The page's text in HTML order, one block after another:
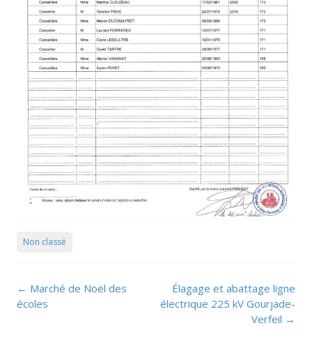
Non classé
Navigation
de
← Marché de Noël des
écoles
Élagage et abattage ligne
électrique 225 kV Gourjade-
Verfeil →